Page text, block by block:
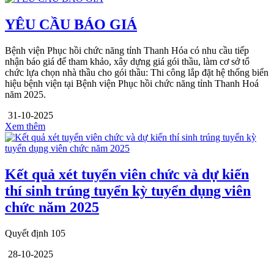
YÊU CẦU BÁO GIÁ
Bệnh viện Phục hồi chức năng tỉnh Thanh Hóa có nhu cầu tiếp
nhận báo giá để tham khảo, xây dựng giá gói thầu, làm cơ sở tổ
chức lựa chọn nhà thầu cho gói thầu: Thi công lắp đặt hệ thống biển
hiệu bệnh viện tại Bệnh viện Phục hồi chức năng tỉnh Thanh Hoá
năm 2025.
31-10-2025
Xem thêm
Kết quả xét tuyển viên chức và dự kiến
thí sinh trúng tuyển kỳ tuyển dụng viên
chức năm 2025
Quyết định 105
28-10-2025